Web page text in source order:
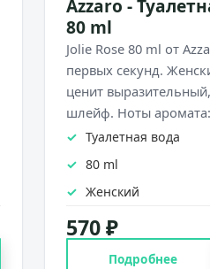
Azzaro -
80 ml
Jolie Rose 80 ml от
первых секунд.
ценит
шлейф. Ноты
Туалетная вода
80 ml
Женский
570 ₽
Подробнее